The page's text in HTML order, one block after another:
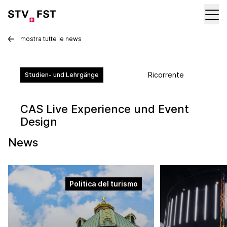
mostra tutte le news
Studien- und Lehrgänge Ricorrente
CAS Live Experience und Event
Design
News
Politica del turismo